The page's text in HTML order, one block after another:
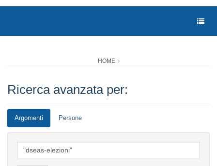
HOME
Ricerca avanzata per:
Argomenti Persone